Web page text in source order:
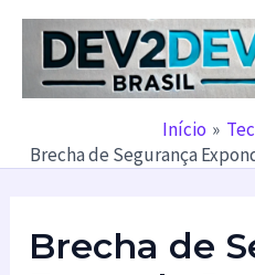
Início
Brecha de Segurança
Brecha de